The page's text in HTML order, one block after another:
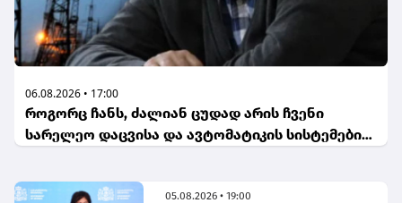
06.08.2026 • 17:00
როგორც ჩანს, ძალიან ცუდად არის ჩვენი
სარელეო დაცვისა და ავტომატიკის სისტემების
05.08.2026 • 19:00